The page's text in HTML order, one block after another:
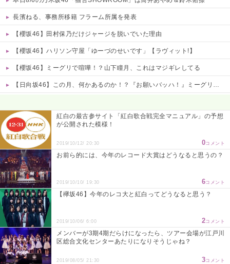
長濱ねる、事務所移籍 フラーム所属を発表
【櫻坂46】田村保乃だけジャージを脱いでいた理由
【櫻坂46】ハリソン守屋「ゆーづのせいです」【ラヴィット!】
【櫻坂46】ミーグリで喧嘩！？山下瞳月、これはマジギレしてる
【日向坂46】この月、何かあるのか！？『お願いバッハ！』ミーグリ日程がこちら
紅白の最古参サイト「紅白歌合戦完全マニュアル」の予想
が公開された模様！
2019/10/12/ 20:30 0コメント
お前ら的には、今年のレコード大賞はどうなると思うの？
2019/10/10/ 19:30 6コメント
【欅坂46】今年のレコ大と紅白ってどうなると思う？
2019/10/06/ 6:00 2コメント
メンバーが3期4期だらけになったら、ツアー会場が江戸川
区総合文化センターあたりになりそうじゃね？
2019/08/05/ 21:30 3コメント